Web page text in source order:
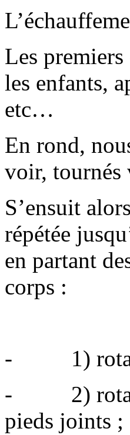
Les premiers
les enfants,
etc…
En rond,
voir, tournés
S’ensuit
répétée
en partant
corps :
- 1)
- 2) rotation
pieds joints ;